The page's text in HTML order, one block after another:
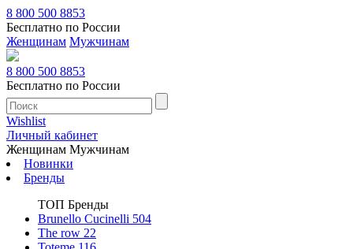
8 800 500 8853
Бесплатно по России
Женщинам Мужчинам
8 800 500 8853
Бесплатно по России
Wishlist
Личный кабинет
Женщинам Мужчинам
Новинки
Бренды
ТОП Бренды
Brunello Cucinelli 504
The row 22